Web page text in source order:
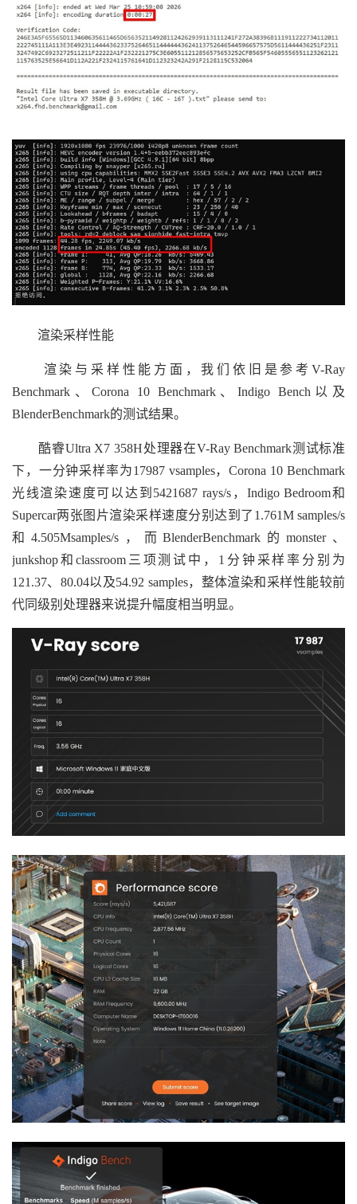
渲染采样性能
渲染与采样性能方面，我们依旧是参考V-Ray
Benchmark、Corona 10 Benchmark、Indigo Bench以及
BlenderBenchmark的测试结果。
酷睿Ultra X7 358H处理器在V-Ray Benchmark测试标准
下，一分钟采样率为17987 vsamples，Corona 10 Benchmark
光线渲染速度可以达到5421687 rays/s，Indigo Bedroom和
Supercar两张图片渲染采样速度分别达到了1.761M samples/s
和4.505Msamples/s，而BlenderBenchmark的monster、
junkshop和classroom三项测试中，1分钟采样率分别为
121.37、80.04以及54.92 samples，整体渲染和采样性能较前
代同级别处理器来说提升幅度相当明显。